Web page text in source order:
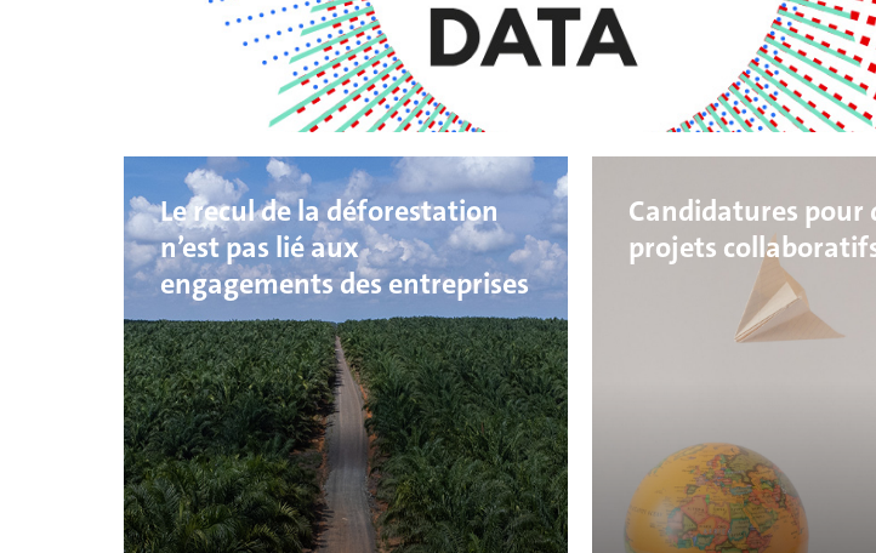
Le recul de la déforestation
n’est pas lié aux
engagements des entreprises
Candidatures pour
projets